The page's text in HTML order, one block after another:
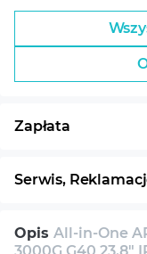
Zapłata
Serwis,
Konsultacja
Opis All-in-One